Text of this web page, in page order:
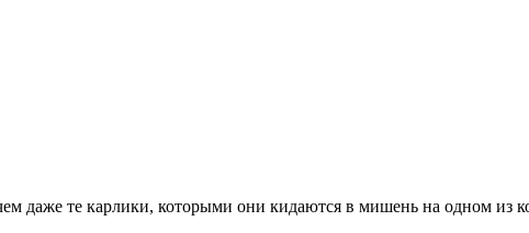
даже те карлики, которыми они кидаются в мишень на одном из